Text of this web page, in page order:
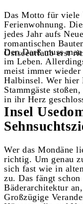
Das Motto für viele
Ferienwohnung.
jedes Jahr aufs
romantischen
Ostseeurlaub erst
Den Darß muss
im Leben.
meist immer
Halbinsel. Wer
Stammgäste
in ihr Herz
Insel
Wer das Mondäne
richtig. Um genau
sich fast wie in
zu. Das fängt
Bäderarchitektur
Großzügige